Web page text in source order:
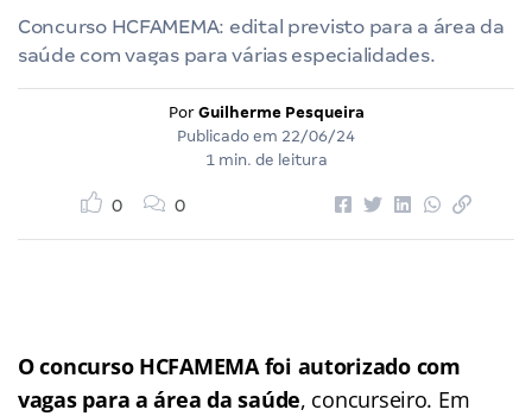
Concurso HCFAMEMA: edital previsto para a área da
saúde com vagas para várias especialidades.
Por Guilherme Pesqueira
Publicado em 22/06/24
1 min. de leitura
0 0
O concurso HCFAMEMA foi autorizado com
vagas para a área da saúde, concurseiro. Em